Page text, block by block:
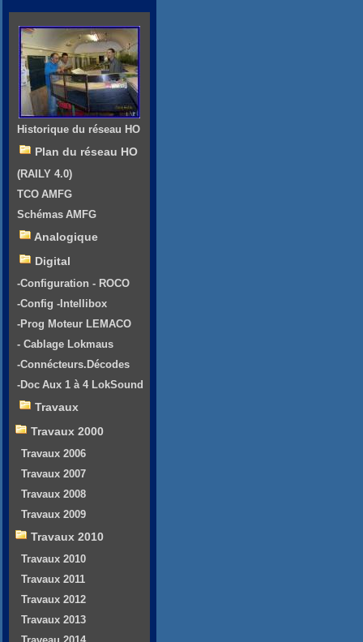
Historique du réseau HO
Plan du réseau HO
(RAILY 4.0)
TCO AMFG
Schémas AMFG
Analogique
Digital
-Configuration - ROCO
-Config -Intellibox
-Prog Moteur LEMACO
- Cablage Lokmaus
-Connécteurs.Décodes
-Doc Aux 1 à 4 LokSound
Travaux
Travaux 2000
Travaux 2006
Travaux 2007
Travaux 2008
Travaux 2009
Travaux 2010
Travaux 2010
Travaux 2011
Travaux 2012
Travaux 2013